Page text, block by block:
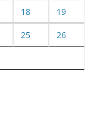
18 19
25 26